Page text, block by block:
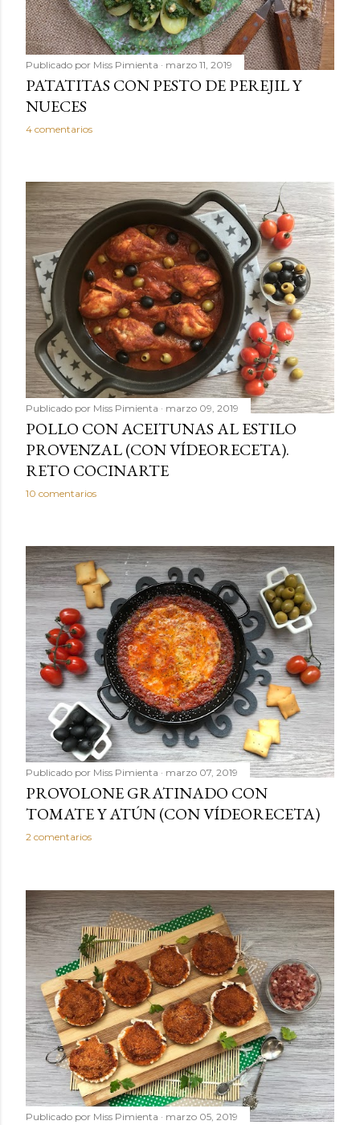
Publicado por Miss Pimienta marzo 11, 2019
PATATITAS CON PESTO DE PEREJIL Y
NUECES
4 comentarios
Publicado por Miss Pimienta marzo 09, 2019
POLLO CON ACEITUNAS AL ESTILO
PROVENZAL (CON VÍDEORECETA).
RETO COCINARTE
10 comentarios
Publicado por Miss Pimienta marzo 07, 2019
PROVOLONE GRATINADO CON
TOMATE Y ATÚN (CON VÍDEORECETA)
2 comentarios
Publicado por Miss Pimienta marzo 05, 2019